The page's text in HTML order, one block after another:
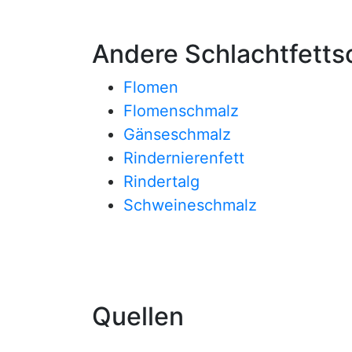
Andere
Flomen
Flomenschmalz
Gänseschmalz
Rindernierenfett
Rindertalg
Schweineschmalz
Quellen